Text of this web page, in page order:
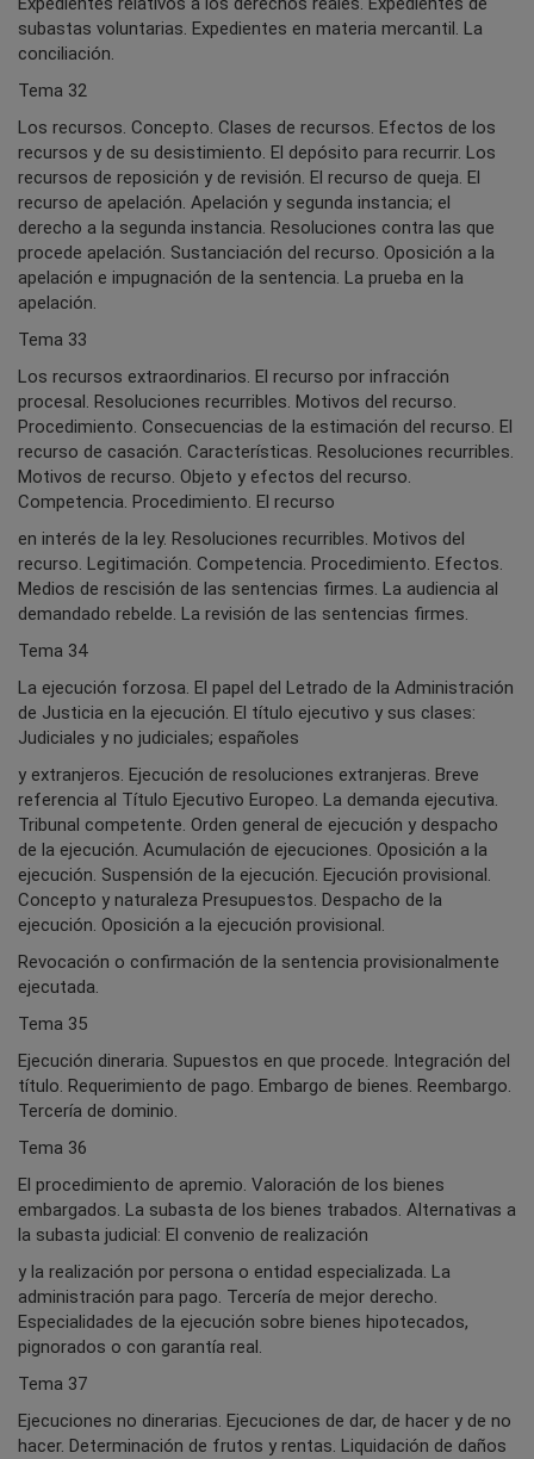
subastas voluntarias. Expedientes en materia mercantil. La
conciliación.
Tema 32
Los recursos. Concepto. Clases de recursos. Efectos de los
recursos y de su desistimiento. El depósito para recurrir. Los
recursos de reposición y de revisión. El recurso de queja. El
recurso de apelación. Apelación y segunda instancia; el
derecho a la segunda instancia. Resoluciones contra las que
procede apelación. Sustanciación del recurso. Oposición a la
apelación e impugnación de la sentencia. La prueba en la
apelación.
Tema 33
Los recursos extraordinarios. El recurso por infracción
procesal. Resoluciones recurribles. Motivos del recurso.
Procedimiento. Consecuencias de la estimación del recurso. El
recurso de casación. Características. Resoluciones recurribles.
Motivos de recurso. Objeto y efectos del recurso.
Competencia. Procedimiento. El recurso
en interés de la ley. Resoluciones recurribles. Motivos del
recurso. Legitimación. Competencia. Procedimiento. Efectos.
Medios de rescisión de las sentencias firmes. La audiencia al
demandado rebelde. La revisión de las sentencias firmes.
Tema 34
La ejecución forzosa. El papel del Letrado de la Administración
de Justicia en la ejecución. El título ejecutivo y sus clases:
Judiciales y no judiciales; españoles
y extranjeros. Ejecución de resoluciones extranjeras. Breve
referencia al Título Ejecutivo Europeo. La demanda ejecutiva.
Tribunal competente. Orden general de ejecución y despacho
de la ejecución. Acumulación de ejecuciones. Oposición a la
ejecución. Suspensión de la ejecución. Ejecución provisional.
Concepto y naturaleza Presupuestos. Despacho de la
ejecución. Oposición a la ejecución provisional.
Revocación o confirmación de la sentencia provisionalmente
ejecutada.
Tema 35
Ejecución dineraria. Supuestos en que procede. Integración del
título. Requerimiento de pago. Embargo de bienes. Reembargo.
Tercería de dominio.
Tema 36
El procedimiento de apremio. Valoración de los bienes
embargados. La subasta de los bienes trabados. Alternativas a
la subasta judicial: El convenio de realización
y la realización por persona o entidad especializada. La
administración para pago. Tercería de mejor derecho.
Especialidades de la ejecución sobre bienes hipotecados,
pignorados o con garantía real.
Tema 37
Ejecuciones no dinerarias. Ejecuciones de dar, de hacer y de no
hacer. Determinación de frutos y rentas. Liquidación de daños